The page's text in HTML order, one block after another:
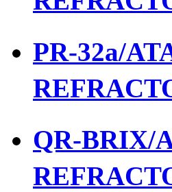
PR-32a/
QR-BRIX/